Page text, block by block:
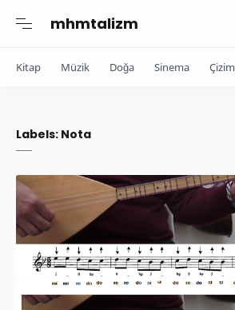
mhmtalizm
Kitap Müzik Doğa Sinema Çizim
Labels: Nota